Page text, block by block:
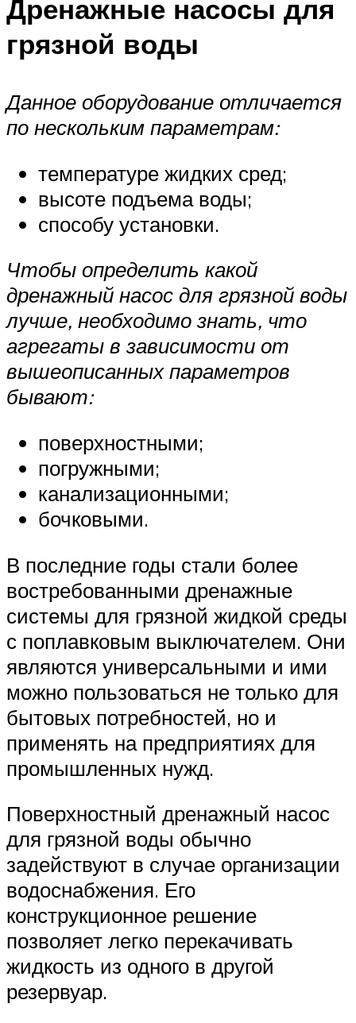
Дренажные насосы для
грязной воды
Данное оборудование отличается
по нескольким параметрам:
температуре жидких сред;
высоте подъема воды;
способу установки.
Чтобы определить какой
дренажный насос для грязной воды
лучше, необходимо знать, что
агрегаты в зависимости от
вышеописанных параметров
бывают:
поверхностными;
погружными;
канализационными;
бочковыми.
В последние годы стали более
востребованными дренажные
системы для грязной жидкой среды
с поплавковым выключателем. Они
являются универсальными и ими
можно пользоваться не только для
бытовых потребностей, но и
применять на предприятиях для
промышленных нужд.
Поверхностный дренажный насос
для грязной воды обычно
задействуют в случае организации
водоснабжения. Его
конструкционное решение
позволяет легко перекачивать
жидкость из одного в другой
резервуар.